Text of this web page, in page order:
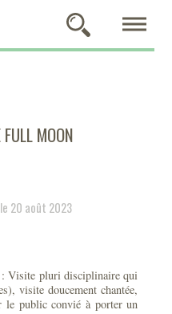
MOON
le 20 août 2023
Visite pluri disciplinaire qui
visite doucement chantée,
le public convié à porter un